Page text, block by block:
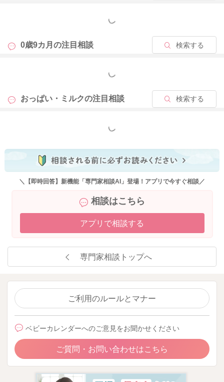
れば、哺乳量の不足はないと言われていますよ。ですので、こ
したり、少し授乳間隔を空けて、お腹が空くのを待ってから再
度授乳していただいて構いませんよ。また、お子さんの運動量
いますので、おしっこの回数や体重増加が問題ないのでした
ら、お子さんの欲求に合わせて気長に温かく見守っていただけ
ればいいと思いますよ。
もっと見る
0歳9カ月の注目相談 検索する
もっと見る
おっぱい・ミルクの注目相談 検索する
もっと見る
＼【即時回答】新機能「専門家相談AI」登場！アプリで今すぐ相談／
相談はこちら
アプリで相談する
専門家相談トップへ
ご利用のルールとマナー
ベビーカレンダーへのご意見をお聞かせください
ご質問・お問い合わせはこちら